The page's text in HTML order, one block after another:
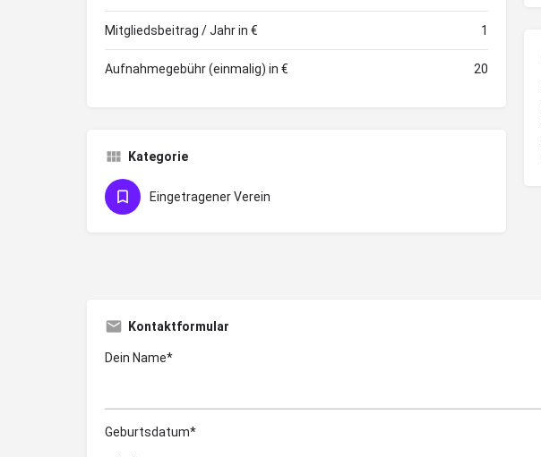
Mitgliedsbeitrag / Jahr in € 1
Aufnahmegebühr (einmalig) in € 20
Kategorie
Eingetragener Verein
Kontaktformular
Dein Name*
Geburtsdatum*